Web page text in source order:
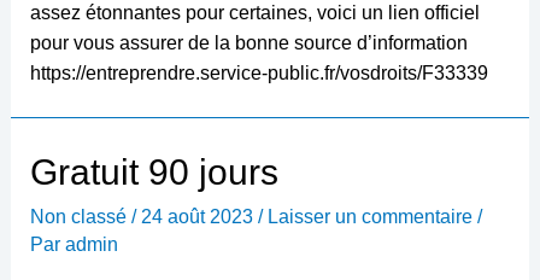
assez étonnantes pour certaines, voici un lien officiel
pour vous assurer de la bonne source d’information
https://entreprendre.service-public.fr/vosdroits/F33339
Gratuit 90 jours
Non classé/ 24 août 2023 / Laisser un commentaire /
Par admin